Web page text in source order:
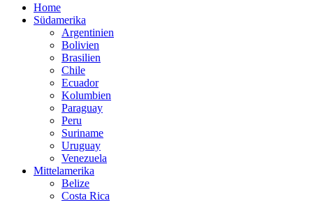
Home
Südamerika
Argentinien
Bolivien
Brasilien
Chile
Ecuador
Kolumbien
Paraguay
Peru
Suriname
Uruguay
Venezuela
Mittelamerika
Belize
Costa Rica